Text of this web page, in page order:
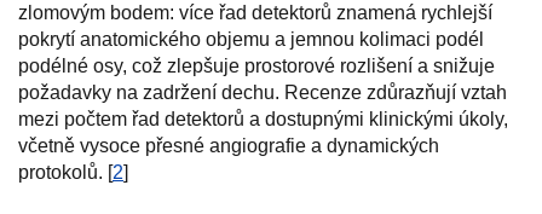
zlomovým bodem: více řad detektorů znamená rychlejší
pokrytí anatomického objemu a jemnou kolimaci podél
podélné osy, což zlepšuje prostorové rozlišení a snižuje
požadavky na zadržení dechu. Recenze zdůrazňují vztah
mezi počtem řad detektorů a dostupnými klinickými úkoly,
včetně vysoce přesné angiografie a dynamických
protokolů. [2]